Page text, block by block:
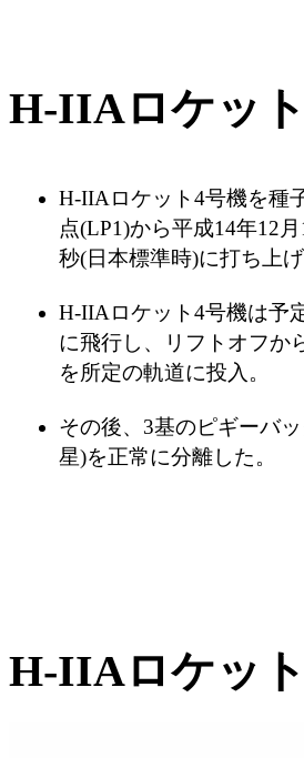
H-IIAロケッ
H-IIAロケット4号機を種
点(LP1)から平成14年12
秒(日本標準時)に打ち上げ
H-IIAロケット4号機は予
に飛行し、リフトオフか
を所定の軌道に投入。
その後、3基のピギーバ
星)を正常に分離した。
H-IIAロケッ